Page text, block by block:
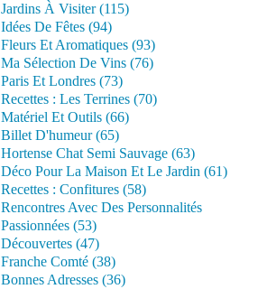
Jardins À Visiter (115)
Idées De Fêtes (94)
Fleurs Et Aromatiques (93)
Ma Sélection De Vins (76)
Paris Et Londres (73)
Recettes : Les Terrines (70)
Matériel Et Outils (66)
Billet D'humeur (65)
Hortense Chat Semi Sauvage (63)
Déco Pour La Maison Et Le Jardin (61)
Recettes : Confitures (58)
Rencontres Avec Des Personnalités
Passionnées (53)
Découvertes (47)
Franche Comté (38)
Bonnes Adresses (36)